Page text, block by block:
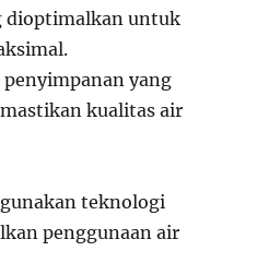
dioptimalkan untuk
yang
kualitas air
teknologi
penggunaan air